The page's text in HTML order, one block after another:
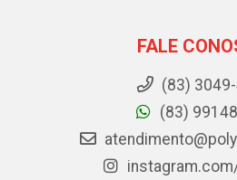
FALE
(83)
(83)